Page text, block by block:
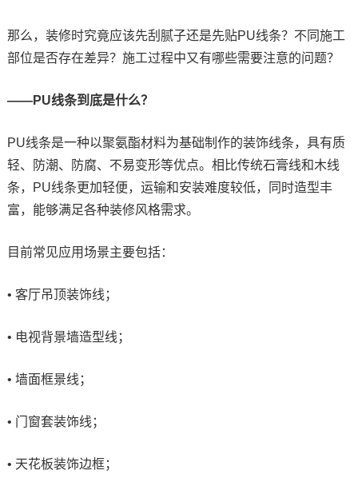
那么，装修时究竟应该先刮腻子还是先贴PU线条？不同施工
部位是否存在差异？施工过程中又有哪些需要注意的问题？
——PU线条到底是什么？
PU线条是一种以聚氨酯材料为基础制作的装饰线条，具有质
轻、防潮、防腐、不易变形等优点。相比传统石膏线和木线
条，PU线条更加轻便，运输和安装难度较低，同时造型丰
富，能够满足各种装修风格需求。
目前常见应用场景主要包括：
• 客厅吊顶装饰线；
• 电视背景墙造型线；
• 墙面框景线；
• 门窗套装饰线；
• 天花板装饰边框；